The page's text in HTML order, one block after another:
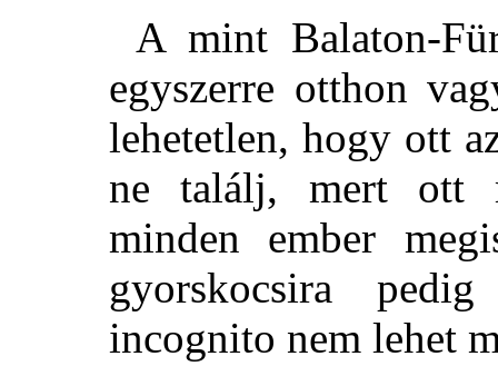
A mint Balaton-
egyszerre otthon
lehetetlen, hogy ott
ne találj, mert ott
minden ember
gyorskocsira
incognito nem lehet